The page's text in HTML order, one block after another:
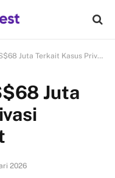
Terkait Kasus Privasi Google Assistant
Juta
2026